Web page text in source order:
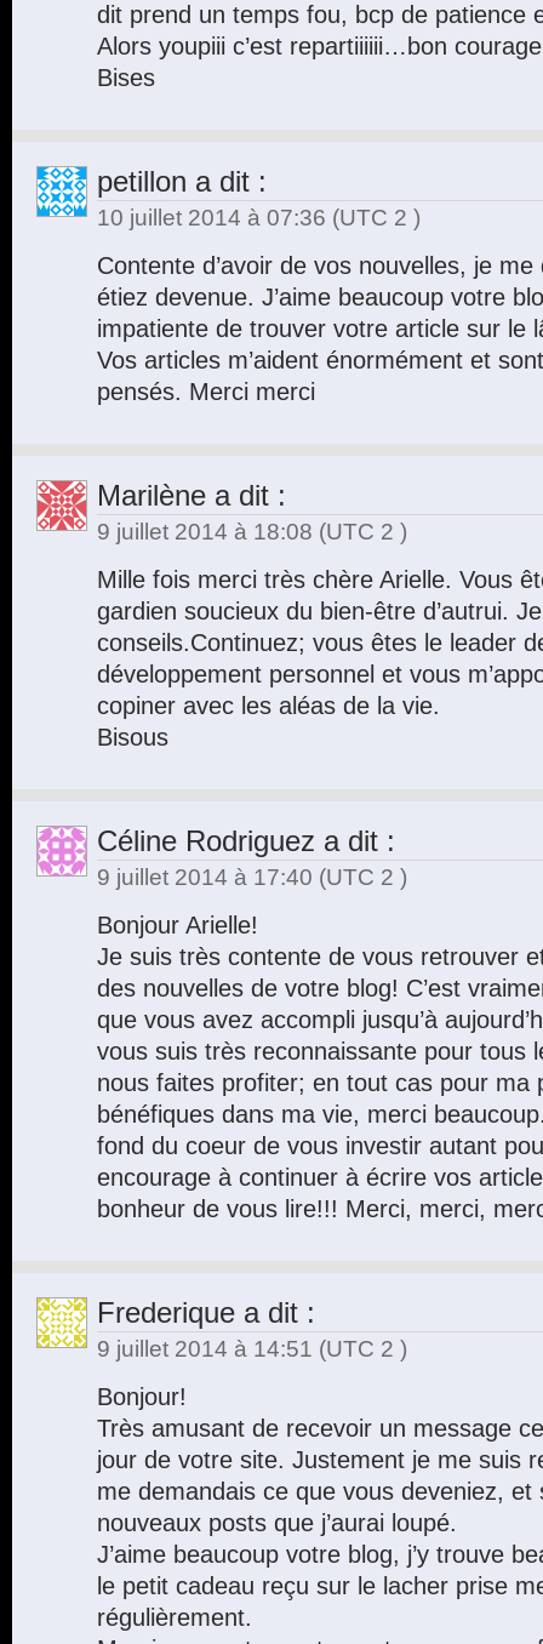
dit prend un temps fou, bcp de patience
Alors youpiii c’est repartiiiiii…bon
Bises
petillon a dit :
10 juillet 2014 à 07:36 (UTC 2 )
Contente d’avoir de vos nouvelles, je
étiez devenue. J’aime beaucoup votre
impatiente de trouver votre article sur le
Vos articles m’aident énormément et
pensés. Merci merci
Marilène a dit :
9 juillet 2014 à 18:08 (UTC 2 )
Mille fois merci très chère Arielle. Vous
gardien soucieux du bien-être d’autrui.
conseils.Continuez; vous êtes le leader
développement personnel et vous
copiner avec les aléas de la vie.
Bisous
Céline Rodriguez a dit :
9 juillet 2014 à 17:40 (UTC 2 )
Bonjour Arielle!
Je suis très contente de vous retrouver
des nouvelles de votre blog! C’est
que vous avez accompli jusqu’à
vous suis très reconnaissante pour tous
nous faites profiter; en tout cas pour ma
bénéfiques dans ma vie, merci
fond du coeur de vous investir autant
encourage à continuer à écrire vos
bonheur de vous lire!!! Merci, merci,
Frederique a dit :
9 juillet 2014 à 14:51 (UTC 2 )
Bonjour!
Très amusant de recevoir un message
jour de votre site. Justement je me suis
me demandais ce que vous deveniez, et
nouveaux posts que j’aurai loupé.
J’aime beaucoup votre blog, j’y trouve
le petit cadeau reçu sur le lacher prise
régulièrement.